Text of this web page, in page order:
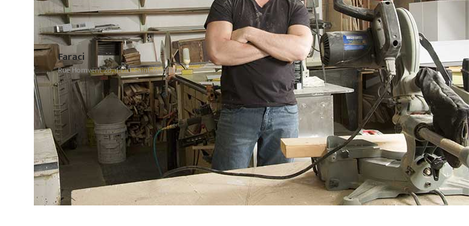
Faraci
Rue Homvent 28, 4420 Saint-Nicolas